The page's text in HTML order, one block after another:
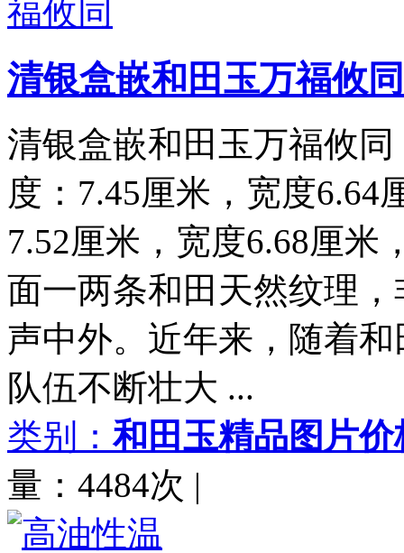
清银盒嵌和田玉万福攸同
清银盒嵌和田玉万福攸
度：7.45厘米，宽度6.64
7.52厘米，宽度6.68厘米
面一两条和田天然纹理
声中外。近年来，随着
队伍不断壮大 ...
类别：和田玉精品图片价
量：4484次 |